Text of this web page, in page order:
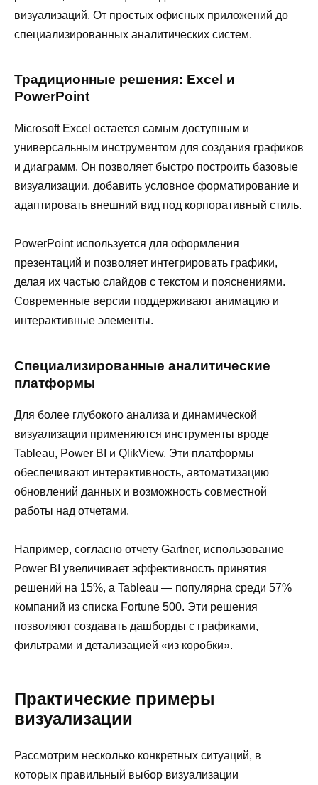
визуализаций. От простых офисных приложений до
специализированных аналитических систем.
Традиционные решения: Excel и
PowerPoint
Microsoft Excel остается самым доступным и
универсальным инструментом для создания графиков
и диаграмм. Он позволяет быстро построить базовые
визуализации, добавить условное форматирование и
адаптировать внешний вид под корпоративный стиль.
PowerPoint используется для оформления
презентаций и позволяет интегрировать графики,
делая их частью слайдов с текстом и пояснениями.
Современные версии поддерживают анимацию и
интерактивные элементы.
Специализированные аналитические
платформы
Для более глубокого анализа и динамической
визуализации применяются инструменты вроде
Tableau, Power BI и QlikView. Эти платформы
обеспечивают интерактивность, автоматизацию
обновлений данных и возможность совместной
работы над отчетами.
Например, согласно отчету Gartner, использование
Power BI увеличивает эффективность принятия
решений на 15%, а Tableau — популярна среди 57%
компаний из списка Fortune 500. Эти решения
позволяют создавать дашборды с графиками,
фильтрами и детализацией «из коробки».
Практические примеры
визуализации
Рассмотрим несколько конкретных ситуаций, в
которых правильный выбор визуализации